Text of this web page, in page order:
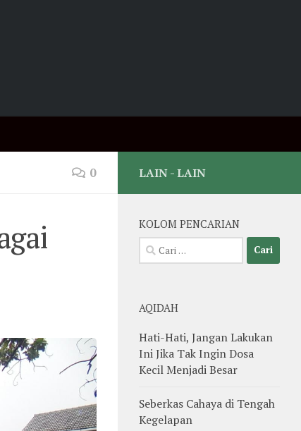
0 LAIN - LAIN
KOLOM PENCARIAN
Cari
untuk:
AQIDAH
Hati-Hati, Jangan Lakukan
Ini Jika Tak Ingin Dosa
Kecil Menjadi Besar
Seberkas Cahaya di Tengah
Kegelapan